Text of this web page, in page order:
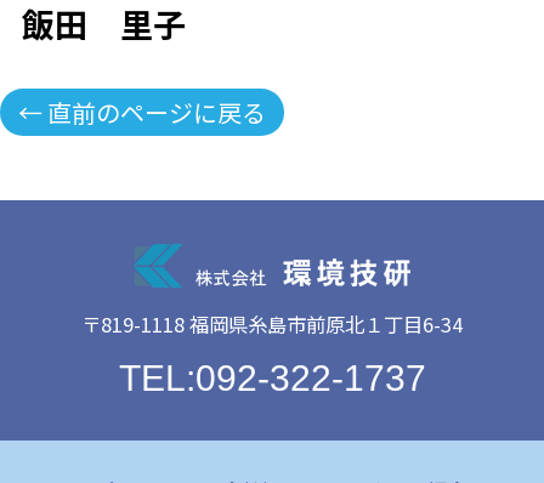
飯田 里子
← 直前のページに戻る
〒819-1118 福岡県糸島市前原北１丁目6-34
TEL:092-322-1737